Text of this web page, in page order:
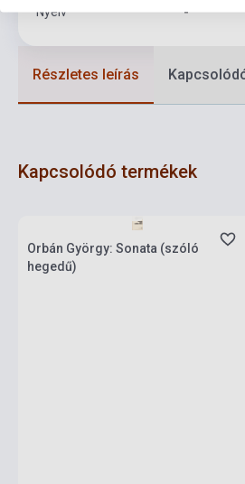
Nyelv -
Részletes leírás
Kapcsolódó termékek
Orbán György: Sonata (szóló
hegedű)